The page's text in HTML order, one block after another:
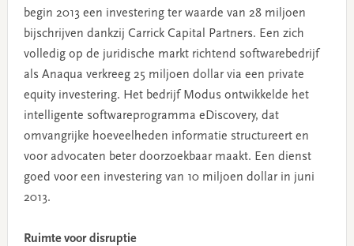
begin 2013 een investering ter waarde van 28 miljoen
bijschrijven dankzij Carrick Capital Partners. Een zich
volledig op de juridische markt richtend softwarebedrijf
als Anaqua verkreeg 25 miljoen dollar via een private
equity investering. Het bedrijf Modus ontwikkelde het
intelligente softwareprogramma eDiscovery, dat
omvangrijke hoeveelheden informatie structureert en
voor advocaten beter doorzoekbaar maakt. Een dienst
goed voor een investering van 10 miljoen dollar in juni
2013.
Ruimte voor disruptie